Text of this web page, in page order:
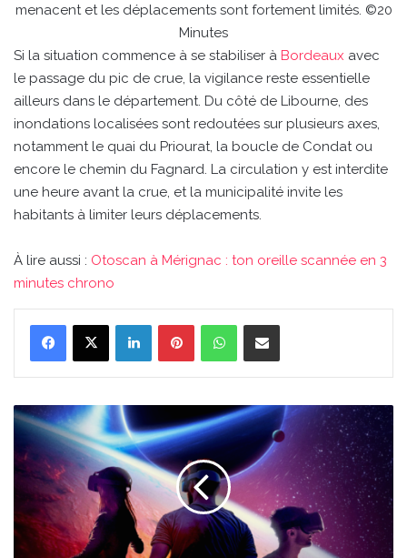
menacent et les déplacements sont fortement limités. ©20
Minutes
Si la situation commence à se stabiliser à Bordeaux avec
le passage du pic de crue, la vigilance reste essentielle
ailleurs dans le département. Du côté de Libourne, des
inondations localisées sont redoutées sur plusieurs axes,
notamment le quai du Priourat, la boucle de Condat ou
encore le chemin du Fagnard. La circulation y est interdite
une heure avant la crue, et la municipalité invite les
habitants à limiter leurs déplacements.
À lire aussi : Otoscan à Mérignac : ton oreille scannée en 3
minutes chrono
LinkedinPinterestWhatsAppPartager par email
Vacances
d’hiver
2026
à
Sciences
:
des